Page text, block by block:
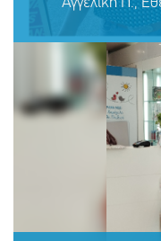
ΤΟ
Αγγελική Π.,
Αγγελική Π.,